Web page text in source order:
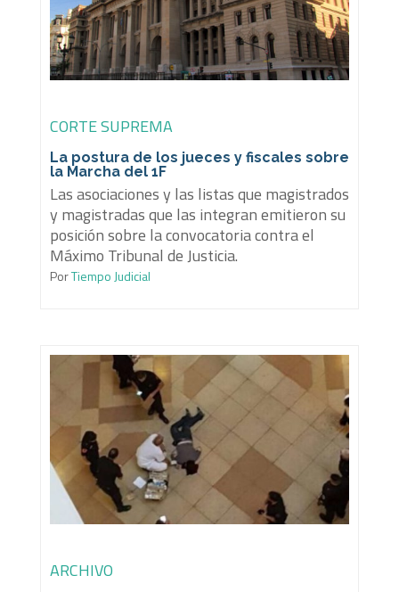
CORTE SUPREMA
La postura de los jueces y fiscales sobre
la Marcha del 1F
Las asociaciones y las listas que magistrados
y magistradas que las integran emitieron su
posición sobre la convocatoria contra el
Máximo Tribunal de Justicia.
PorTiempo Judicial
ARCHIVO